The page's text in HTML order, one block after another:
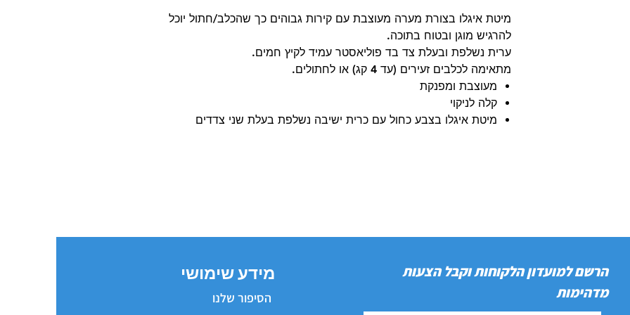
מיטת איגלו בצורת מערה מעוצבת עם קירות גבוהים כך שהכלב/חתול יוכל
להרגיש מוגן ובטוח בתוכה.
ערית נשלפת ובעלת צד בד פוליאסטר עמיד לקיץ חמים.
מתאימה לכלבים זעירים (עד 4 קג) או לחתולים.
מעוצבת ומפנקת
קלה לניקוי
מיטת איגלו בצבע כחול עם כרית ישיבה נשלפת בעלת שני צדדים
מידע שימושי
הסיפור שלנו
הרשם למועדון הלקוחות וקבל הצעות
מדהימות